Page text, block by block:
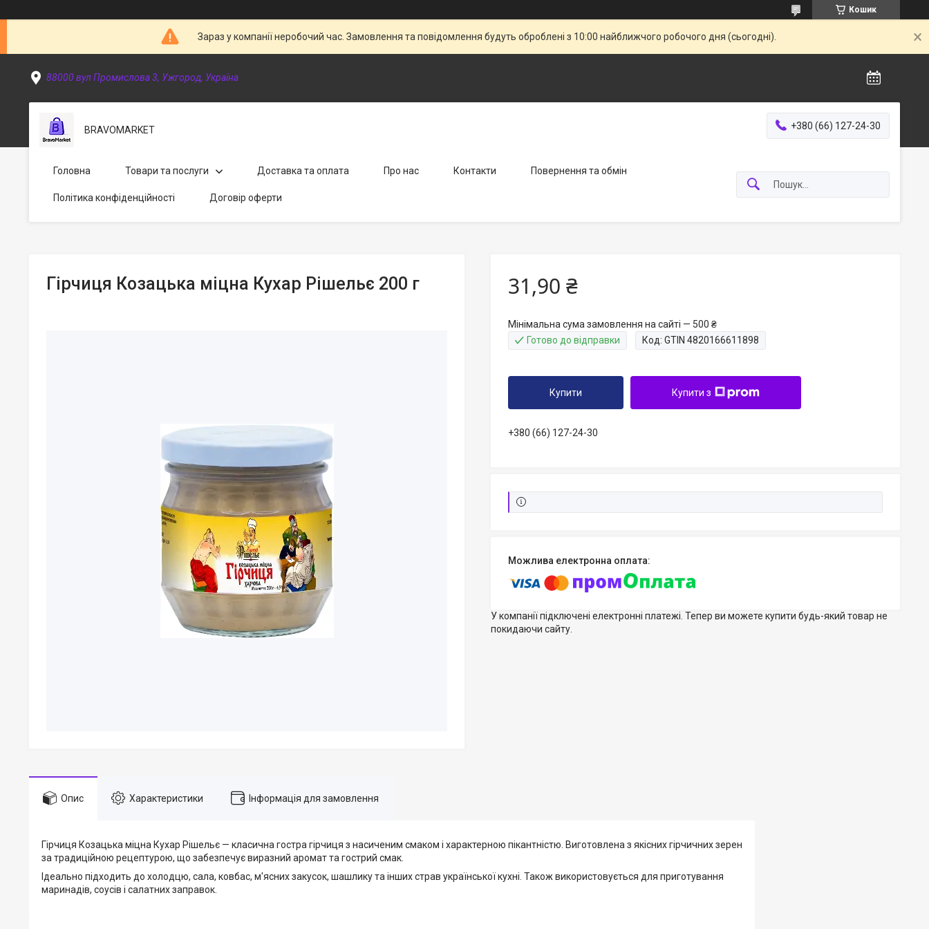
Кошик
Зараз у компанії неробочий час. Замовлення та повідомлення будуть оброблені з 10:00 найближчого робочого дня (сьогодні).
88000 вул Промислова 3, Ужгород, Україна
BRAVOMARKET +380 (66) 127-24-30
Головна Товари та послуги Доставка та оплата Про нас Контакти Повернення та обмін
Політика конфіденційності Договір оферти
Гірчиця Козацька міцна Кухар Рішельє 200 г 31,90 ₴
Мінімальна сума замовлення на сайті — 500 ₴
Готово до відправки
Код: GTIN 4820166611898
Купити Купити з
+380 (66) 127-24-30
У компанії підключені електронні платежі. Тепер ви можете купити будь-який товар не
покидаючи сайту.
Опис Характеристики Інформація для замовлення
Гірчиця Козацька міцна Кухар Рішельє — класична гостра гірчиця з насиченим смаком і характерною пікантністю. Виготовлена з якісних гірчичних зерен
за традиційною рецептурою, що забезпечує виразний аромат та гострий смак.
Ідеально підходить до холодцю, сала, ковбас, м'ясних закусок, шашлику та інших страв української кухні. Також використовується для приготування
маринадів, соусів і салатних заправок.